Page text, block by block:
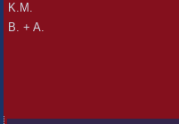
Β. + Α.